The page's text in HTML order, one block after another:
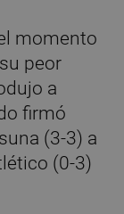
momento
peor
a
firmó
(3-3) a
(0-3)